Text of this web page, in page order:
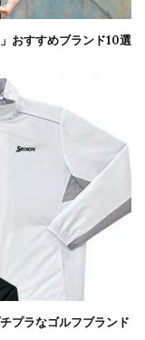
おすすめブランド10選
プラなゴルフブランド